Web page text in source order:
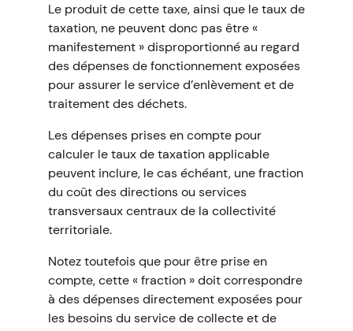
Le produit de cette taxe, ainsi que le taux de
taxation, ne peuvent donc pas être «
manifestement » disproportionné au regard
des dépenses de fonctionnement exposées
pour assurer le service d’enlèvement et de
traitement des déchets.
Les dépenses prises en compte pour
calculer le taux de taxation applicable
peuvent inclure, le cas échéant, une fraction
du coût des directions ou services
transversaux centraux de la collectivité
territoriale.
Notez toutefois que pour être prise en
compte, cette « fraction » doit correspondre
à des dépenses directement exposées pour
les besoins du service de collecte et de